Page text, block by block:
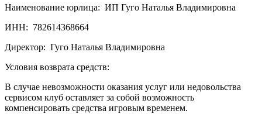
Наименование юрлица: ИП Гуго Наталья Владимировна
ИНН: 782614368664
Директор: Гуго Наталья Владимировна
Условия возврата средств:
В случае невозможности оказания услуг или недовольства
сервисом клуб оставляет за собой возможность
компенсировать средства игровым временем.